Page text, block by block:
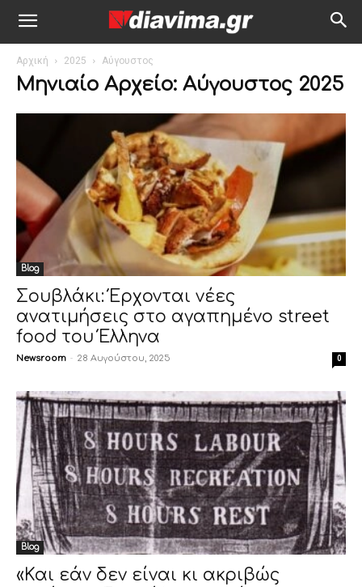
Αρχική 2025 Αύγουστος
Μηνιαίο Αρχείο: Αύγουστος 2025
Blog
Σουβλάκι: Έρχονται νέες
ανατιμήσεις στο αγαπημένο street
food του Έλληνα
Newsroom - 28 Αυγούστου, 2025 0
Blog
«Και εάν δεν είναι κι ακριβώς